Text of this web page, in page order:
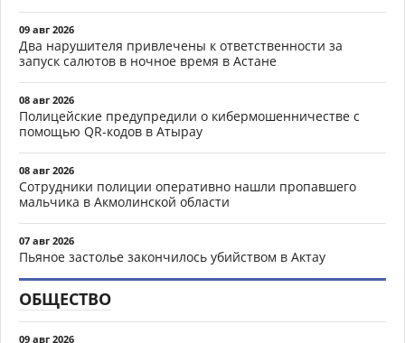
09 авг 2026
Два нарушителя привлечены к ответственности за
запуск салютов в ночное время в Астане
08 авг 2026
Полицейские предупредили о кибермошенничестве с
помощью QR-кодов в Атырау
08 авг 2026
Сотрудники полиции оперативно нашли пропавшего
мальчика в Акмолинской области
07 авг 2026
Пьяное застолье закончилось убийством в Актау
ОБЩЕСТВО
09 авг 2026